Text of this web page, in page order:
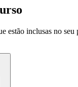
estão inclusas no seu